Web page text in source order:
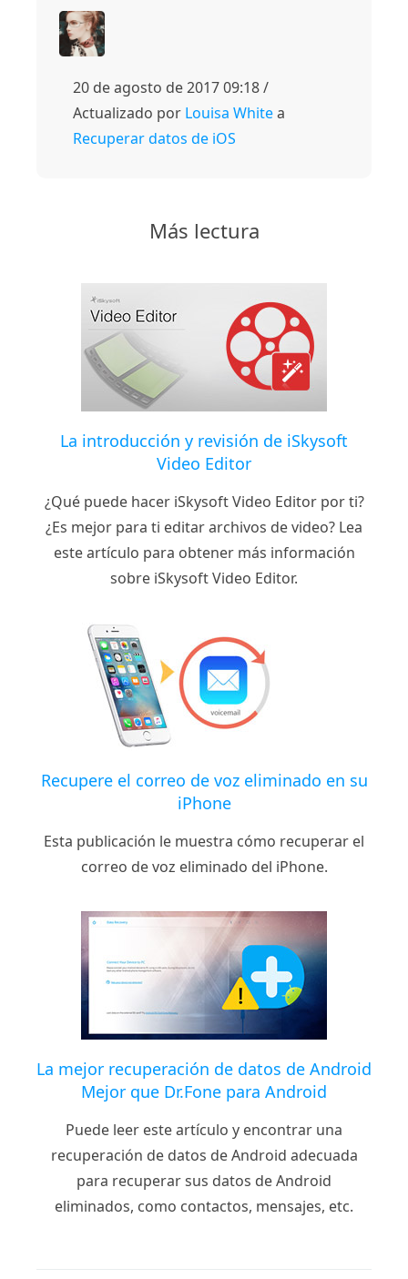
20 de agosto de 2017 09:18 /
Actualizado por Louisa Whitea
Recuperar datos de iOS
Más lectura
La introducción y revisión de iSkysoft
Video Editor
¿Qué puede hacer iSkysoft Video Editor por ti?
¿Es mejor para ti editar archivos de video? Lea
este artículo para obtener más información
sobre iSkysoft Video Editor.
Recupere el correo de voz eliminado en su
iPhone
Esta publicación le muestra cómo recuperar el
correo de voz eliminado del iPhone.
La mejor recuperación de datos de Android
Mejor que Dr.Fone para Android
Puede leer este artículo y encontrar una
recuperación de datos de Android adecuada
para recuperar sus datos de Android
eliminados, como contactos, mensajes, etc.